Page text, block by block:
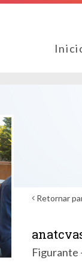
Retornar
Figurante